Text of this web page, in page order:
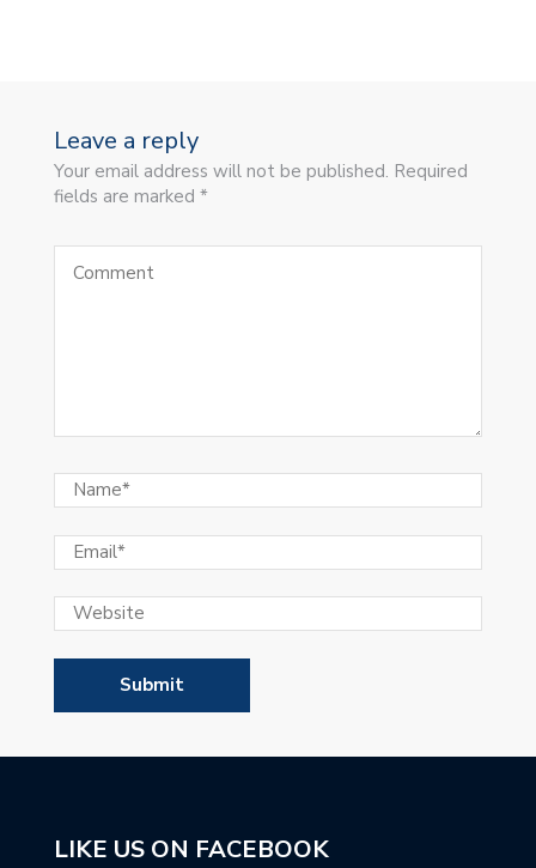
Leave a reply
Your email address will not be published. Required
fields are marked *
LIKE US ON FACEBOOK